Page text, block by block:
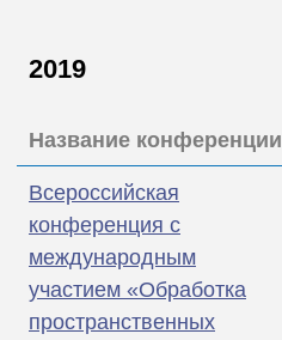
2019
Название конференции
Всероссийская
конференция с
международным
участием «Обработка
пространственных